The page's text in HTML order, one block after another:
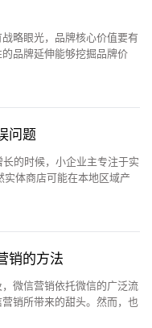
略眼光，品牌核心价值要有
品牌延伸能够挖掘品牌价
问题
的时候，小企业主专注于实
体商店可能在本地区域产
销的方法
微信营销依托微信的广泛流
销所带来的甜头。然而，也